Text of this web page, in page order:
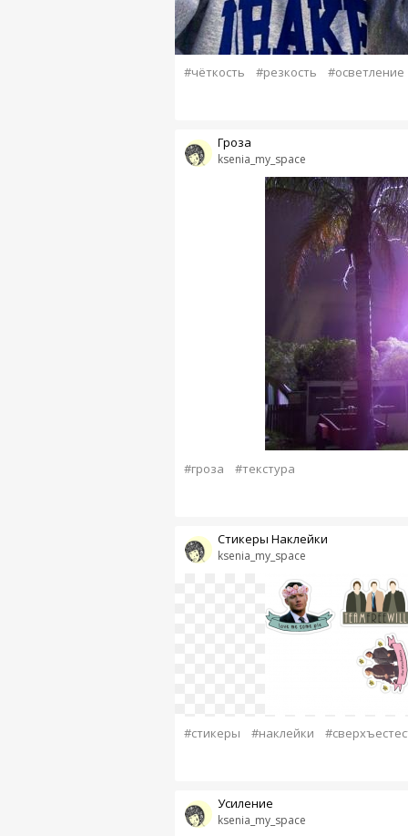
#чёткость #резкость #осветление
ksenia_my_space
Гроза
#гроза #текстура
ksenia_my_space
Стикеры Наклейки
#стикеры #наклейки
ksenia_my_space
Усиление